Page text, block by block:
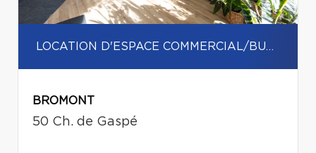
LOCATION D'ESPACE COMMERCIAL/BUREAU
BROMONT
50 Ch. de Gaspé